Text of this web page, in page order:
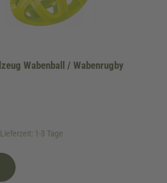
Wabenball / Wabenrugby
1-3 Tage